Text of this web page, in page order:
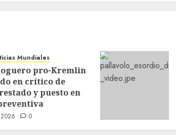
Mundiales
pro-Kremlin
en crítico de
y puesto en
0